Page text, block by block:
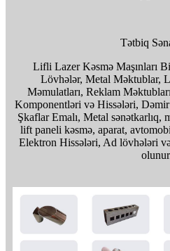
Tətbiq
Lifli Lazer Kəsmə Maşınları
Lövhələr, Metal Məktublar,
Məmulatları, Reklam
Komponentləri və Hissələri,
Şkaflar Emalı, Metal sənətkarlıq,
lift paneli kəsmə, aparat,
Elektron Hissələri, Ad lövhələri